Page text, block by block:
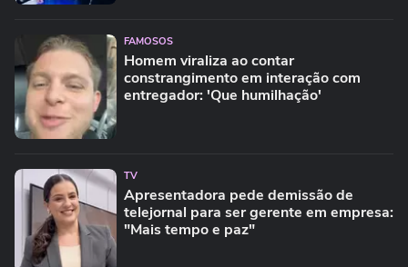
FAMOSOS
Homem viraliza ao contar
constrangimento em interação com
entregador: 'Que humilhação'
TV
Apresentadora pede demissão de
telejornal para ser gerente em empresa:
"Mais tempo e paz"